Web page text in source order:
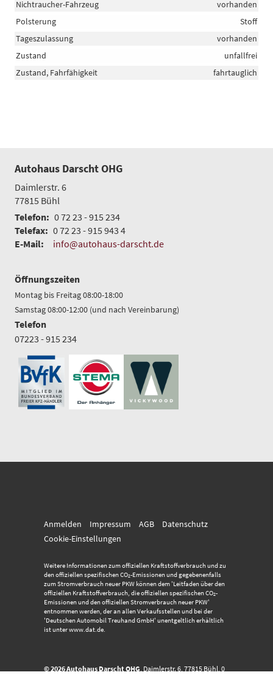
Nichtraucher-Fahrzeug
vorhanden
Polsterung
Stoff
Tageszulassung
vorhanden
Zustand
unfallfrei
Zustand, Fahrfähigkeit
fahrtauglich
Autohaus Darscht OHG
Daimlerstr. 6
77815 Bühl
Telefon: 0 72 23 - 915 234
Telefax: 0 72 23 - 915 943 4
E-Mail:
info@autohaus-darscht.de
Öffnungszeiten
Montag bis Freitag 08:00-18:00
Samstag 08:00-12:00 (und nach Vereinbarung)
Telefon
07223 - 915 234
Anmelden Impressum AGB
Datenschutz
Cookie-Einstellungen
Weitere Informationen zum offiziellen Kraftstoffverbrauch und zu
den offiziellen spezifischen CO2-Emissionen und gegebenenfalls
zum Stromverbrauch neuer PKW können dem 'Leitfaden über den
offiziellen Kraftstoffverbrauch, die offiziellen spezifischen CO2-
Emissionen und den offiziellen Stromverbrauch neuer PKW'
entnommen werden, der an allen Verkaufsstellen und bei der
'Deutschen Automobil Treuhand GmbH' unentgeltlich erhältlich
ist unter www.dat.de.
© 2026Autohaus Darscht OHG, Daimlerstr. 6,77815 Bühl,0